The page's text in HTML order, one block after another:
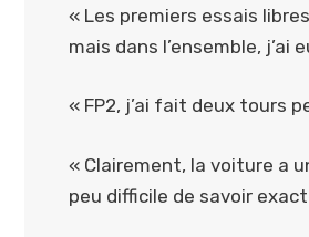
« Les premiers essais
mais dans l’ensemble, j’ai
« FP2, j’ai fait deux tours
« Clairement, la voiture a
peu difficile de savoir